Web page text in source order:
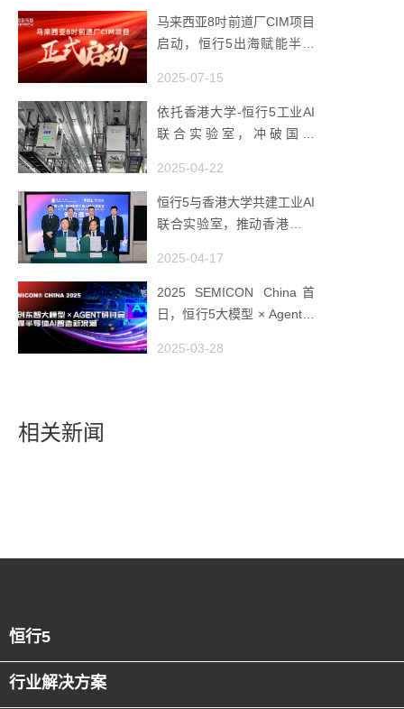
马来西亚8吋前道厂CIM项目
启动，恒行5出海赋能半导
2025-07-15
依托香港大学-恒行5工业AI
联合实验室，冲破国产
2025-04-22
恒行5与香港大学共建工业AI
联合实验室，推动香港成为
2025-04-17
2025 SEMICON China首
日，恒行5大模型 × Agent研
潮
2025-03-28
相关新闻
恒行5
行业解决方案